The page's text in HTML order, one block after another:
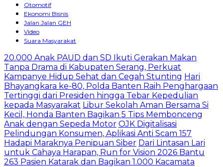
Otomotif
Ekonomi Bisnis
Jalan Jalan GEH
Video
Suara Masyarakat
20.000 Anak PAUD dan SD Ikuti Gerakan Makan
Tanpa Drama di Kabupaten Serang, Perkuat
Kampanye Hidup Sehat dan Cegah Stunting Hari
Bhayangkara ke-80, Polda Banten Raih Penghargaan
Tertinggi dari Presiden hingga Tebar Kepedulian
kepada Masyarakat Libur Sekolah Aman Bersama Si
Kecil, Honda Banten Bagikan 5 Tips Membonceng
Anak dengan Sepeda Motor OJK Digitalisasi
Pelindungan Konsumen, Aplikasi Anti Scam 157
Hadapi Maraknya Penipuan Siber Dari Lintasan Lari
untuk Cahaya Harapan, Run for Vision 2026 Bantu
263 Pasien Katarak dan Bagikan 1.000 Kacamata